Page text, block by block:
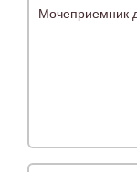
Мочеприемник